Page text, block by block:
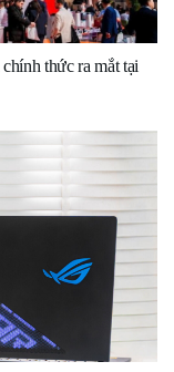
thức ra mắt tại